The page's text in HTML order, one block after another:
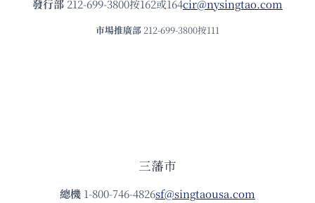
發⾏部 212-699-3800按162或164cir@nysingtao.com
市場推廣部 212-699-3800按111
三藩市
總機 1-800-746-4826sf@singtaousa.com